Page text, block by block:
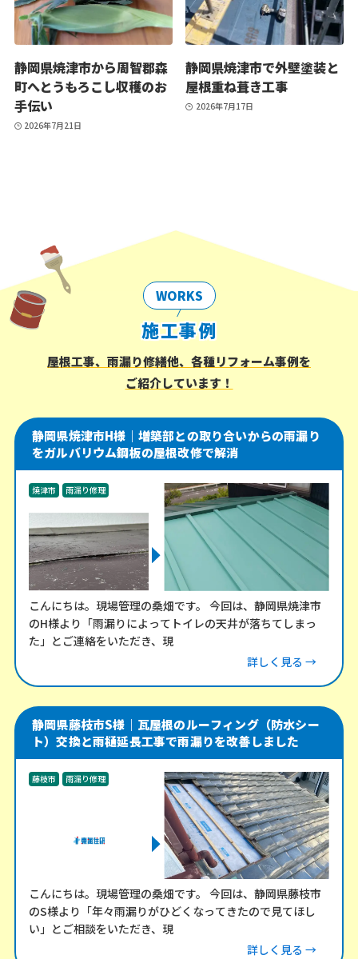
静岡県焼津市から周智郡森
町へとうもろこし収穫のお
手伝い
2026年7月21日
静岡県焼津市で外壁塗装と
屋根重ね葺き工事
2026年7月17日
WORKS
施工事例
屋根工事、雨漏り修繕他、各種リフォーム事例を
ご紹介しています！
静岡県焼津市H様｜増築部との取り合いからの雨漏り
をガルバリウム鋼板の屋根改修で解消
焼津市 雨漏り修理
こんにちは。現場管理の桑畑です。 今回は、静岡県焼津市
のH様より「雨漏りによってトイレの天井が落ちてしまっ
た」とご連絡をいただき、現
詳しく見る →
静岡県藤枝市S様｜瓦屋根のルーフィング（防水シー
ト）交換と雨樋延長工事で雨漏りを改善しました
藤枝市 雨漏り修理
こんにちは。現場管理の桑畑です。 今回は、静岡県藤枝市
のS様より「年々雨漏りがひどくなってきたので見てほし
い」とご相談をいただき、現
詳しく見る →